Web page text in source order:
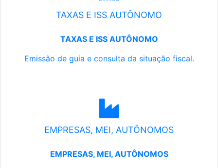
TAXAS E ISS AUTÔNOMO
TAXAS E ISS AUTÔNOMO
Emissão de guia e consulta da situação fiscal.
EMPRESAS, MEI, AUTÔNOMOS
EMPRESAS, MEI, AUTÔNOMOS